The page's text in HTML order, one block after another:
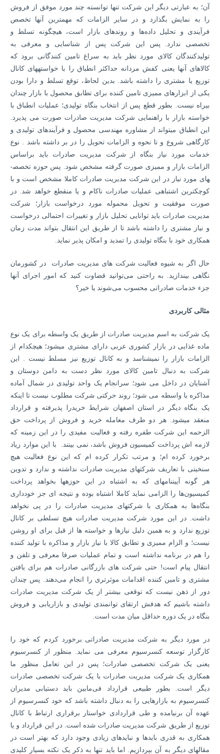
آن؛ به عبارتی دیگر این شرکت تنها توانسته چند مورد موفق از فروش
را به نمایش بگذارد و در سایر الزامات که مهمترین آنها تخصص
فرآیندی و تحلیل داده‌ها و روند‌های بازار است، هیچگونه تسلط و
تخصصی ندارد. پس این شرکت پس از شناسایی و معرفی به
تولیدکنندگان کالای مورد نظر باید به سراغ تامین کنندگانی برود که
کالاهای آنها یعنی کفش مردانه حداکثر انطباق را با خواسته­های کانال
توزیع یا مشتری را داشته باشد. بدین لحاظ، توقع تسلط و دارا بودن
یکی از ابزارهای ممیزی تامین کننده برای تطابق محصول با بازار چندان
بیراه نیست. بطور قطع پس از انتخاب بنگاه تولیدی؛ عملیات انطباق با
خواسته بازار با راهنمایی شرکت مدیریت صادرات صورت می­ پذیرد.
این انطباق می­تواند از مشاوره مهندسی محصول و فرآیندهای تولیدی و
کارگاهی شروع و تا نحوه و الزامات تحویل را در بر داشته باشد . نوع
خدمات مورد نیاز بنگاه از شرکت مدیریت صادرات باید براساس
الزامات بازار و ممیزی صورت گرفته مشخص شود. پس حوزه تخصص­
های مورد نیاز در این شرکت مدیریت صادرات کاملا مشخص است و با
کوچکترین اشتباهی عملیات صادرات ناکام و یا منقطع خواهد شد. در
صورت موفقیت و تحویل محموله مورد درخواست بازار؛ شرکت
مدیریت صادرات باید توانایی تحلیل بازار و تغییرات احتمالی درخواست
و نیاز مشتری را داشته باشد تا از طریق این انتقال بتواند مدت زمان
همکاری خود با بنگاه تولیدی را تمدید و امکان پذیر نماید.
حال اگر به شیوه فعالیت شرکت های مدیریت صادرات در کشورمان
نگاهی بیندازید. به راحتی می‌توانید قضاوت کنید که امور اجرای آنها
جزء خدمات صادراتی محسوب می‌شوند یا خیر؟
مثالی کاربردی
یک شرکت به اسم مدیریت صادرات از طریق یک واسطه برای یک نوع
ماده غذایی در بازار کشوری عربی دارای مشتری می­شود؛ هیچکدام از
الزامات بازار را نمی­شناسد و به کانال توزیع نیز مسلط نیست . این
شرکت به دنبال تامین کالای مورد نظر دست به دامن دوستان و
آشنایان در داخل می­ شود؛ سرانجام یک واحد تولیدی در شمال آماده
مذاکره با واسطه می ­شود؛ روند حرکتی شرکت مطلوب نیست تا اینکه
یک بنگاه دیگر در استان اصفهان شرایط خریدرا پذیرفته و قرارداد
منعقد می­شود. هر دو طرف معامله خرید و فروش از پرداخت حق
الزحمه این شرکت طفره رفته و فعالیت مفیدی را در این زمینه که
لازمه اش پرداخت کمیسیون فروش باشد، نمی­ بینند. با این موارد زیاد
برخورد کرده ­ام؛ و مرتب تکرار کرده­ ام که این نوع فعالیت هیچ
سنخیتی با تعاریف شرکتهای مدیریت صادرات نداشته و ندارد و تدوین
هر گونه آیین­نامه­ای که به اشتباه در این حوزه­ها بخواهد پرداخت
کمیسیون‌ها را الزامی نماید کاملا اشتباه بوده و نتیجه ای جز خودداری
بنگاه‌ها به همکاری با شرکت­های مدیریت صادرات را در پی نخواهد
داشت. در این مورد شرکت مدیریت صادرات هیچ تسلطی بر کانال
توزیع ندارد و به همین دلیل نیازها و خواسته ها از قبل برای او روشن
نیست؛ و الزام ممیزی و تطابق کالا با نیاز بازار و مذاکره با تولید کننده
را هم در برنامه نداشته است و تمام عملیات صرفا معرفی و تلفن و
انتقال پیام است! حتی شرکت های بازرگانی صادرات هم برای یافتن
مشتری و تامین کننده اقدامات موثرتری را انجام می‌دهند. پس چندان
دور از ذهن نیست که توقعی بیشتر از یک شرکت مدیریت صادرات
داشته باشیم که هدفش ارتقای توانمندی تولیدی و بازاریابی و فروش
بنگاه در یک دوره حداقل میان مدت است.
در مورد دیگر به شرکت مدیریت صادراتی برخورد کردم که خود را
کارگزار توسعه کنسرسیوم معرفی می ­نماید. منظور از کنسرسیوم
یعنی یک شرکت تخصصی صادرات؛ پس در این تعامل منظور ما
همکاری یک شرکت مدیریت صادرات با یک شرکت تخصصی صادرات
دیگر است. بطور طبیعی قرارداد فی‌مابین باید دستیابی مدیران
کنسرسیوم به بازارهایی را به دنبال داشته باشد که خود کنسرسیوم از
عهده آن برنیامده و طی قراردادی خواستار برقراری ارتباط با کانال
توزیع از طریق شرکت مدیریت صادرات شده است. در این قرارداد و یا
همکاری به قدری بایدها و نبایدهای زیادی وجود دارد که بهتر است در
مقاله­ای دیگر به آن بپردازیم. اما باید تنها به ذکر یک نکته بسیار کلیدی